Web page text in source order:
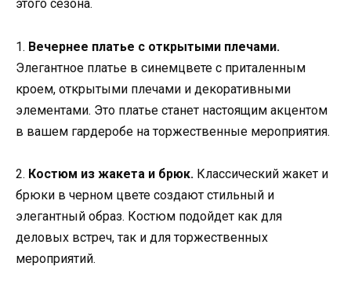
этого сезона.
1. Вечернее платье с открытыми плечами.
Элегантное платье в синемцвете с приталенным
кроем, открытыми плечами и декоративными
элементами. Это платье станет настоящим акцентом
в вашем гардеробе на торжественные мероприятия.
2. Костюм из жакета и брюк. Классический жакет и
брюки в черном цвете создают стильный и
элегантный образ. Костюм подойдет как для
деловых встреч, так и для торжественных
мероприятий.